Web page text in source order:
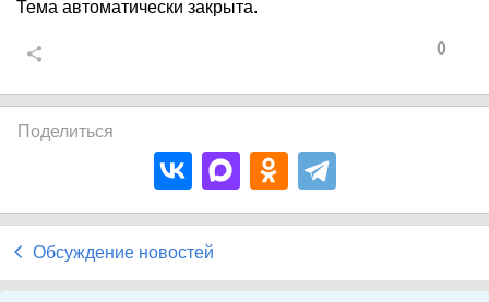
Тема автоматически закрыта.
0
Поделиться
Обсуждение новостей